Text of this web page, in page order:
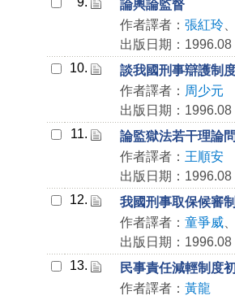
論輿論監督
作者譯者： 張紅玲
出版日期：1996.08
10.
談我國刑事辯護制
作者譯者： 周少元
出版日期：1996.08
11.
論監獄法若干理論
作者譯者： 王順安
出版日期：1996.08
12.
我國刑事取保候審
作者譯者： 童爭威
出版日期：1996.08
13.
民事責任減輕制度
作者譯者： 黃龍